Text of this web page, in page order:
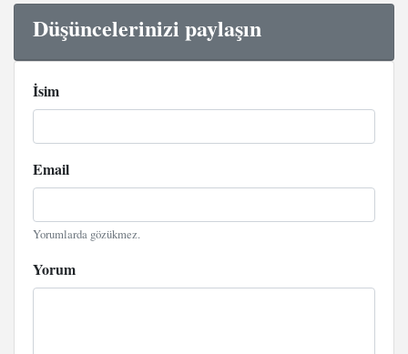
Düşüncelerinizi paylaşın
İsim
Email
Yorumlarda gözükmez.
Yorum